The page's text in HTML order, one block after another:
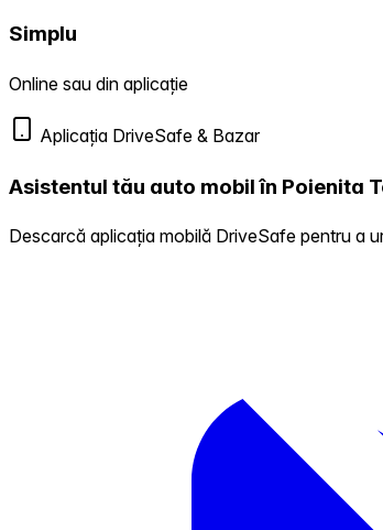
Simplu
Online sau din aplicație
Aplicația DriveSafe & Bazar
Asistentul tău auto mobil în Poienita
Descarcă aplicația mobilă DriveSafe pentru a